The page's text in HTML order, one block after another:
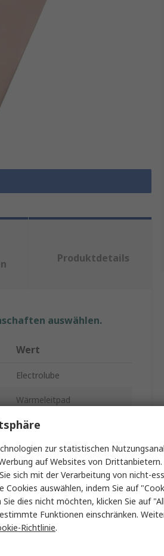
Produktdetails
auswählen.
Wert
Electrolube
Wärmeleitpad
5mm
5W/mK
Electrolube GFP500
Silikon
60 Shore 00
zur statistischen
auf Websites von
sich mit der Verarbeitung von nicht-
Cookies auswählen, indem Sie auf
dies nicht möchten, klicken Sie auf
Funktionen einschränken.
Richtlinie.